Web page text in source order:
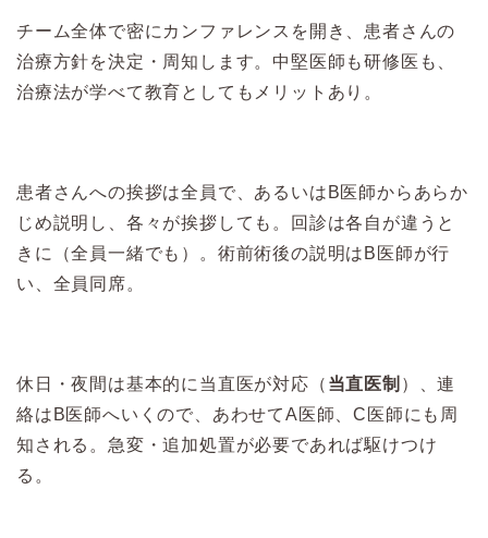
チーム全体で密にカンファレンスを開き、患者さんの
治療方針を決定・周知します。中堅医師も研修医も、
治療法が学べて教育としてもメリットあり。
患者さんへの挨拶は全員で、あるいはB医師からあらか
じめ説明し、各々が挨拶しても。回診は各自が違うと
きに（全員一緒でも）。術前術後の説明はB医師が行
い、全員同席。
休日・夜間は基本的に当直医が対応（ 当直医制 ）、連
絡はB医師へいくので、あわせてA医師、C医師にも周
知される。急変・追加処置が必要であれば駆けつけ
る。